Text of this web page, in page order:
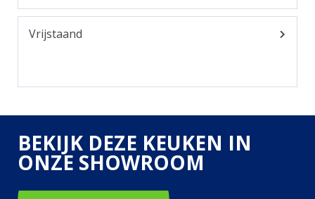
Vrijstaand
BEKIJK DEZE KEUKEN IN
ONZE SHOWROOM